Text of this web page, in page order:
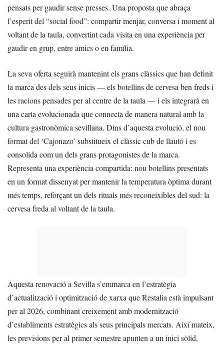
pensats per gaudir sense presses. Una proposta que abraça
l’esperit del “social food”: compartir menjar, conversa i moment al
voltant de la taula, convertint cada visita en una experiència per
gaudir en grup, entre amics o en família.
La seva oferta seguirà mantenint els grans clàssics que han definit
la marca des dels seus inicis — els botellins de cervesa ben freds i
les racions pensades per al centre de la taula — i els integrarà en
una carta evolucionada que connecta de manera natural amb la
cultura gastronòmica sevillana. Dins d’aquesta evolució, el nou
format del ‘Cajonazo’ substitueix el clàssic cub de llautó i es
consolida com un dels grans protagonistes de la marca.
Representa una experiència compartida: nou botellins presentats
en un format dissenyat per mantenir la temperatura òptima durant
més temps, reforçant un dels rituals més reconeixibles del sud: la
cervesa freda al voltant de la taula.
Aquesta renovació a Sevilla s’emmarca en l’estratègia
d’actualització i optimització de xarxa que Restalia està impulsant
per al 2026, combinant creixement amb modernització
d’establiments estratègics als seus principals mercats. Així mateix,
les previsions per al primer semestre apunten a un inici sòlid,